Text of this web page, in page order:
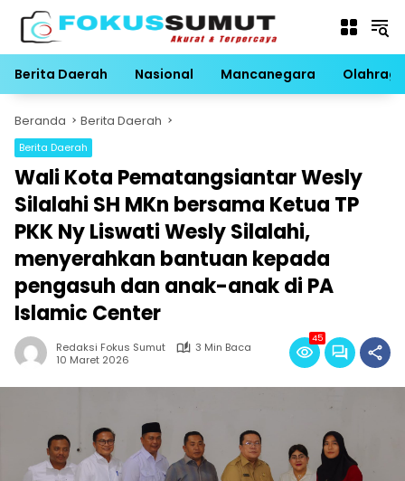
Langsung
konten
Berita Daerah
Nasional Mancanegara
Beranda Berita Daerah
Berita Daerah
Wali Kota Pematangsiantar Wesly
Silalahi SH MKn bersama Ketua TP
PKK Ny Liswati Wesly Silalahi,
menyerahkan bantuan kepada
pengasuh dan anak-anak di PA
Islamic Center
Redaksi Fokus Sumut
3 Min Baca
10 Maret 2026
45